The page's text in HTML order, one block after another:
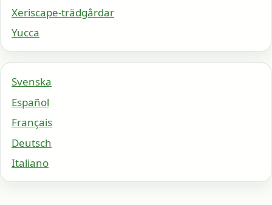
Xeriscape-trädgårdar
Yucca
Svenska
Español
Français
Deutsch
Italiano